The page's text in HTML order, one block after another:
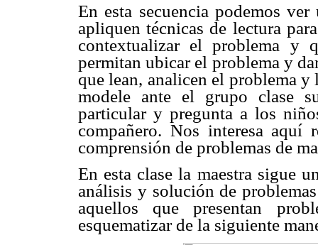
En esta secuencia podemos
apliquen técnicas de lectura
contextualizar el problema y
permitan ubicar el problema y
que lean, analicen el problema
modele ante el grupo clase
particular y pregunta a los
compañero. Nos interesa
comprensión de problemas de
En esta clase la maestra sigue
análisis y solución de
aquellos que presentan
esquematizar de la siguiente